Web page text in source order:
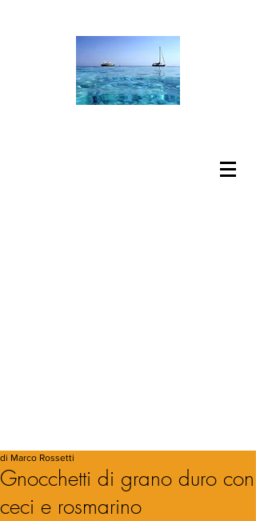
Gnocchetti di grano duro con
ceci e rosmarino
di Marco Rossetti